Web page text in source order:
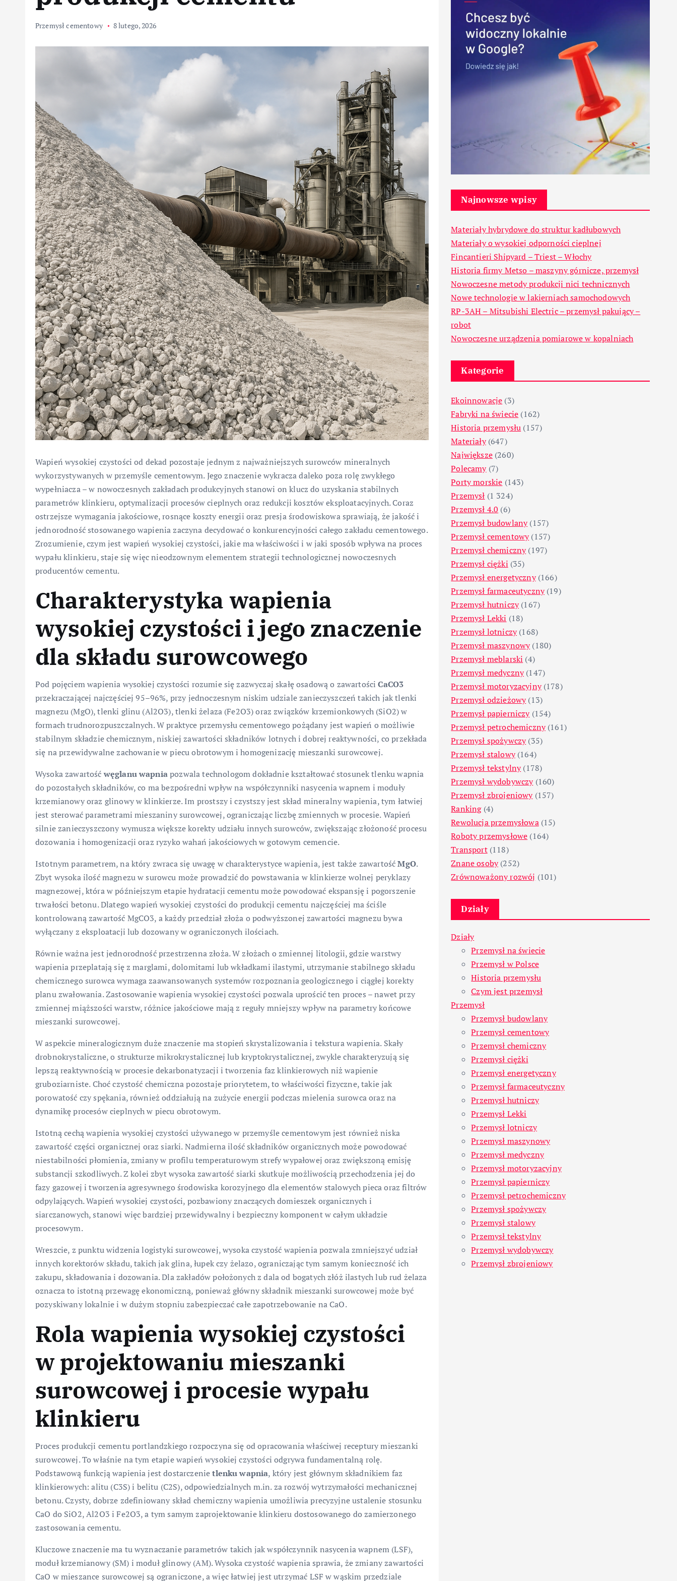
Przemysł cementowy 8 lutego, 2026
Wapień wysokiej czystości od dekad pozostaje jednym z najważniejszych surowców mineralnych
wykorzystywanych w przemyśle cementowym. Jego znaczenie wykracza daleko poza rolę zwykłego
wypełniacza – w nowoczesnych zakładach produkcyjnych stanowi on klucz do uzyskania stabilnych
parametrów klinkieru, optymalizacji procesów cieplnych oraz redukcji kosztów eksploatacyjnych. Coraz
ostrzejsze wymagania jakościowe, rosnące koszty energii oraz presja środowiskowa sprawiają, że jakość i
jednorodność stosowanego wapienia zaczyna decydować o konkurencyjności całego zakładu cementowego.
Zrozumienie, czym jest wapień wysokiej czystości, jakie ma właściwości i w jaki sposób wpływa na proces
wypału klinkieru, staje się więc nieodzownym elementem strategii technologicznej nowoczesnych
producentów cementu.
Charakterystyka wapienia
wysokiej czystości i jego znaczenie
dla składu surowcowego
Pod pojęciem wapienia wysokiej czystości rozumie się zazwyczaj skałę osadową o zawartościCaCO3
przekraczającej najczęściej 95–96%, przy jednoczesnym niskim udziale zanieczyszczeń takich jak tlenki
magnezu (MgO), tlenki glinu (Al2O3), tlenki żelaza (Fe2O3) oraz związków krzemionkowych (SiO2) w
formach trudnorozpuszczalnych. W praktyce przemysłu cementowego pożądany jest wapień o możliwie
stabilnym składzie chemicznym, niskiej zawartości składników lotnych i dobrej reaktywności, co przekłada
się na przewidywalne zachowanie w piecu obrotowym i homogenizację mieszanki surowcowej.
Wysoka zawartośćwęglanu wapniapozwala technologom dokładnie kształtować stosunek tlenku wapnia
do pozostałych składników, co ma bezpośredni wpływ na współczynniki nasycenia wapnem i moduły
krzemianowy oraz glinowy w klinkierze. Im prostszy i czystszy jest skład mineralny wapienia, tym łatwiej
jest sterować parametrami mieszaniny surowcowej, ograniczając liczbę zmiennych w procesie. Wapień
silnie zanieczyszczony wymusza większe korekty udziału innych surowców, zwiększając złożoność procesu
dozowania i homogenizacji oraz ryzyko wahań jakościowych w gotowym cemencie.
Istotnym parametrem, na który zwraca się uwagę w charakterystyce wapienia, jest także zawartośćMgO.
Zbyt wysoka ilość magnezu w surowcu może prowadzić do powstawania w klinkierze wolnej peryklazy
magnezowej, która w późniejszym etapie hydratacji cementu może powodować ekspansję i pogorszenie
trwałości betonu. Dlatego wapień wysokiej czystości do produkcji cementu najczęściej ma ściśle
kontrolowaną zawartość MgCO3, a każdy przedział złoża o podwyższonej zawartości magnezu bywa
wyłączany z eksploatacji lub dozowany w ograniczonych ilościach.
Równie ważna jest jednorodność przestrzenna złoża. W złożach o zmiennej litologii, gdzie warstwy
wapienia przeplatają się z marglami, dolomitami lub wkładkami ilastymi, utrzymanie stabilnego składu
chemicznego surowca wymaga zaawansowanych systemów rozpoznania geologicznego i ciągłej korekty
planu zwałowania. Zastosowanie wapienia wysokiej czystości pozwala uprościć ten proces – nawet przy
zmiennej miąższości warstw, różnice jakościowe mają z reguły mniejszy wpływ na parametry końcowe
mieszanki surowcowej.
W aspekcie mineralogicznym duże znaczenie ma stopień skrystalizowania i tekstura wapienia. Skały
drobnokrystaliczne, o strukturze mikrokrystalicznej lub kryptokrystalicznej, zwykle charakteryzują się
lepszą reaktywnością w procesie dekarbonatyzacji i tworzenia faz klinkierowych niż wapienie
gruboziarniste. Choć czystość chemiczna pozostaje priorytetem, to właściwości fizyczne, takie jak
porowatość czy spękania, również oddziałują na zużycie energii podczas mielenia surowca oraz na
dynamikę procesów cieplnych w piecu obrotowym.
Istotną cechą wapienia wysokiej czystości używanego w przemyśle cementowym jest również niska
zawartość części organicznej oraz siarki. Nadmierna ilość składników organicznych może powodować
niestabilności płomienia, zmiany w profilu temperaturowym strefy wypałowej oraz zwiększoną emisję
substancji szkodliwych. Z kolei zbyt wysoka zawartość siarki skutkuje możliwością przechodzenia jej do
fazy gazowej i tworzenia agresywnego środowiska korozyjnego dla elementów stalowych pieca oraz filtrów
odpylających. Wapień wysokiej czystości, pozbawiony znaczących domieszek organicznych i
siarczanowych, stanowi więc bardziej przewidywalny i bezpieczny komponent w całym układzie
procesowym.
Wreszcie, z punktu widzenia logistyki surowcowej, wysoka czystość wapienia pozwala zmniejszyć udział
innych korektorów składu, takich jak glina, łupek czy żelazo, ograniczając tym samym konieczność ich
zakupu, składowania i dozowania. Dla zakładów położonych z dala od bogatych złóż ilastych lub rud żelaza
oznacza to istotną przewagę ekonomiczną, ponieważ główny składnik mieszanki surowcowej może być
pozyskiwany lokalnie i w dużym stopniu zabezpieczać całe zapotrzebowanie na CaO.
Rola wapienia wysokiej czystości
w projektowaniu mieszanki
surowcowej i procesie wypału
klinkieru
Proces produkcji cementu portlandzkiego rozpoczyna się od opracowania właściwej receptury mieszanki
surowcowej. To właśnie na tym etapie wapień wysokiej czystości odgrywa fundamentalną rolę.
Podstawową funkcją wapienia jest dostarczenietlenku wapnia, który jest głównym składnikiem faz
klinkierowych: alitu (C3S) i belitu (C2S), odpowiedzialnych m.in. za rozwój wytrzymałości mechanicznej
betonu. Czysty, dobrze zdefiniowany skład chemiczny wapienia umożliwia precyzyjne ustalenie stosunku
CaO do SiO2, Al2O3 i Fe2O3, a tym samym zaprojektowanie klinkieru dostosowanego do zamierzonego
zastosowania cementu.
Kluczowe znaczenie ma tu wyznaczanie parametrów takich jak współczynnik nasycenia wapnem (LSF),
moduł krzemianowy (SM) i moduł glinowy (AM). Wysoka czystość wapienia sprawia, że zmiany zawartości
CaO w mieszance surowcowej są ograniczone, a więc łatwiej jest utrzymać LSF w wąskim przedziale
Najnowsze wpisy
Materiały hybrydowe do struktur kadłubowych
Materiały o wysokiej odporności cieplnej
Fincantieri Shipyard – Triest – Włochy
Historia firmy Metso – maszyny górnicze, przemysł
Nowoczesne metody produkcji nici technicznych
Nowe technologie w lakierniach samochodowych
RP-3AH – Mitsubishi Electric – przemysł pakujący –
robot
Nowoczesne urządzenia pomiarowe w kopalniach
Kategorie
Ekoinnowacje (3)
Fabryki na świecie (162)
Historia przemysłu (157)
Materiały(647)
Największe(260)
Polecamy(7)
Porty morskie (143)
Przemysł (1 324)
Przemysł 4.0 (6)
Przemysł budowlany(157)
Przemysł cementowy(157)
Przemysł chemiczny(197)
Przemysł ciężki (35)
Przemysł energetyczny(166)
Przemysł farmaceutyczny(19)
Przemysł hutniczy(167)
Przemysł Lekki (18)
Przemysł lotniczy(168)
Przemysł maszynowy(180)
Przemysł meblarski (4)
Przemysł medyczny(147)
Przemysł motoryzacyjny(178)
Przemysł odzieżowy(13)
Przemysł papierniczy(154)
Przemysł petrochemiczny(161)
Przemysł spożywczy(35)
Przemysł stalowy(164)
Przemysł tekstylny(178)
Przemysł wydobywczy(160)
Przemysł zbrojeniowy(157)
Ranking(4)
Rewolucja przemysłowa(15)
Roboty przemysłowe (164)
Transport(118)
Znane osoby(252)
Zrównoważony rozwój (101)
Działy
Działy
Przemysł na świecie
Przemysł w Polsce
Historia przemysłu
Czym jest przemysł
Przemysł
Przemysł budowlany
Przemysł cementowy
Przemysł chemiczny
Przemysł ciężki
Przemysł energetyczny
Przemysł farmaceutyczny
Przemysł hutniczy
Przemysł Lekki
Przemysł lotniczy
Przemysł maszynowy
Przemysł medyczny
Przemysł motoryzacyjny
Przemysł papierniczy
Przemysł petrochemiczny
Przemysł spożywczy
Przemysł stalowy
Przemysł tekstylny
Przemysł wydobywczy
Przemysł zbrojeniowy